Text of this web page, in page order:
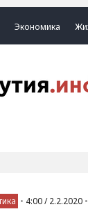
Экономика
• 4:00 / 2.2.2020 •